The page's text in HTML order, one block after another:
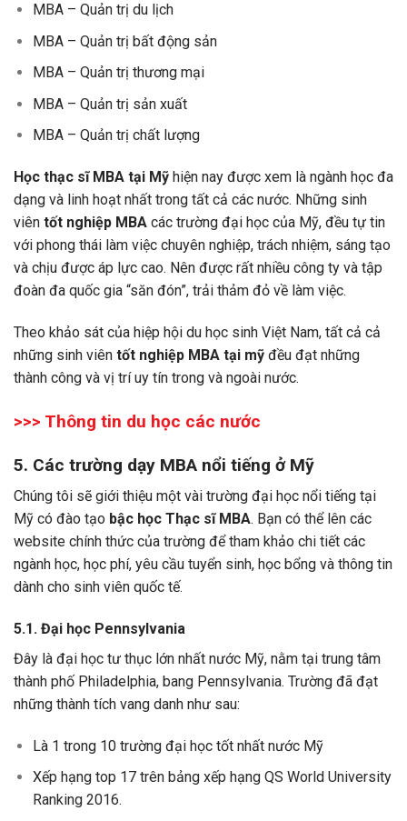
MBA – Quản trị du lịch
MBA – Quản trị bất động sản
MBA – Quản trị thương mại
MBA – Quản trị sản xuất
MBA – Quản trị chất lượng
Học thạc sĩ MBA tại Mỹ hiện nay được xem là ngành học đa
dạng và linh hoạt nhất trong tất cả các nước. Những sinh
viên tốt nghiệp MBA các trường đại học của Mỹ, đều tự tin
với phong thái làm việc chuyên nghiệp, trách nhiệm, sáng tạo
và chịu được áp lực cao. Nên được rất nhiều công ty và tập
đoàn đa quốc gia “săn đón”, trải thảm đỏ về làm việc.
Theo khảo sát của hiệp hội du học sinh Việt Nam, tất cả cả
những sinh viên tốt nghiệp MBA tại mỹ đều đạt những
thành công và vị trí uy tín trong và ngoài nước.
>>> Thông tin du học các nước
5. Các trường dạy MBA nổi tiếng ở Mỹ
Chúng tôi sẽ giới thiệu một vài trường đại học nổi tiếng tại
Mỹ có đào tạo bậc học Thạc sĩ MBA. Bạn có thể lên các
website chính thức của trường để tham khảo chi tiết các
ngành học, học phí, yêu cầu tuyển sinh, học bổng và thông tin
dành cho sinh viên quốc tế.
5.1. Đại học Pennsylvania
Đây là đại học tư thục lớn nhất nước Mỹ, nằm tại trung tâm
thành phố Philadelphia, bang Pennsylvania. Trường đã đạt
những thành tích vang danh như sau:
Là 1 trong 10 trường đại học tốt nhất nước Mỹ
Xếp hạng top 17 trên bảng xếp hạng QS World University
Ranking 2016.